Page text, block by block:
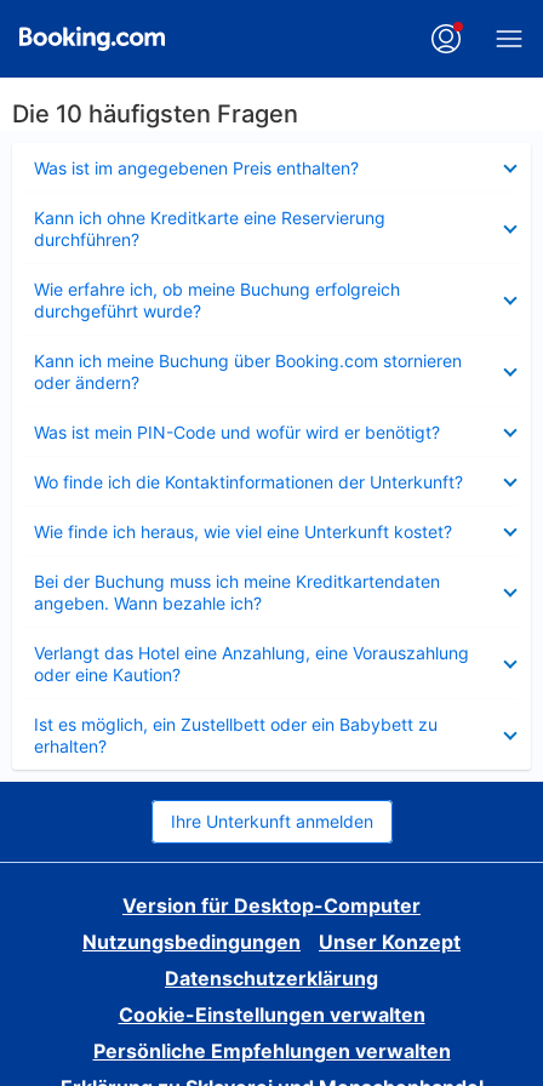
Die 10 häufigsten Fragen
Was ist im angegebenen Preis enthalten?
Kann ich ohne Kreditkarte eine Reservierung
durchführen?
Wie erfahre ich, ob meine Buchung erfolgreich
durchgeführt wurde?
Kann ich meine Buchung über Booking.com stornieren
oder ändern?
Was ist mein PIN-Code und wofür wird er benötigt?
Wo finde ich die Kontaktinformationen der Unterkunft?
Wie finde ich heraus, wie viel eine Unterkunft kostet?
Bei der Buchung muss ich meine Kreditkartendaten
angeben. Wann bezahle ich?
Verlangt das Hotel eine Anzahlung, eine Vorauszahlung
oder eine Kaution?
Ist es möglich, ein Zustellbett oder ein Babybett zu
erhalten?
Ihre Unterkunft anmelden
Version für Desktop-Computer
Nutzungsbedingungen
Unser Konzept
Datenschutzerklärung
Cookie-Einstellungen verwalten
Persönliche Empfehlungen verwalten